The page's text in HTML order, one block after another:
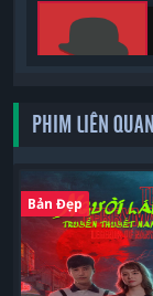
PHIM LIÊN QUAN
Bản Đẹp